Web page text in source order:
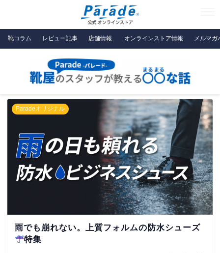
靴コラム レビュー記事 店舗情報 オンラインストア情報 メルマガ
Paradeオリジナル
雨でも崩れない。上質フォルムの防水シューズ
特集